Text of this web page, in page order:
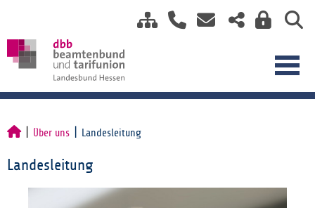
Über uns Landesleitung
Landesleitung